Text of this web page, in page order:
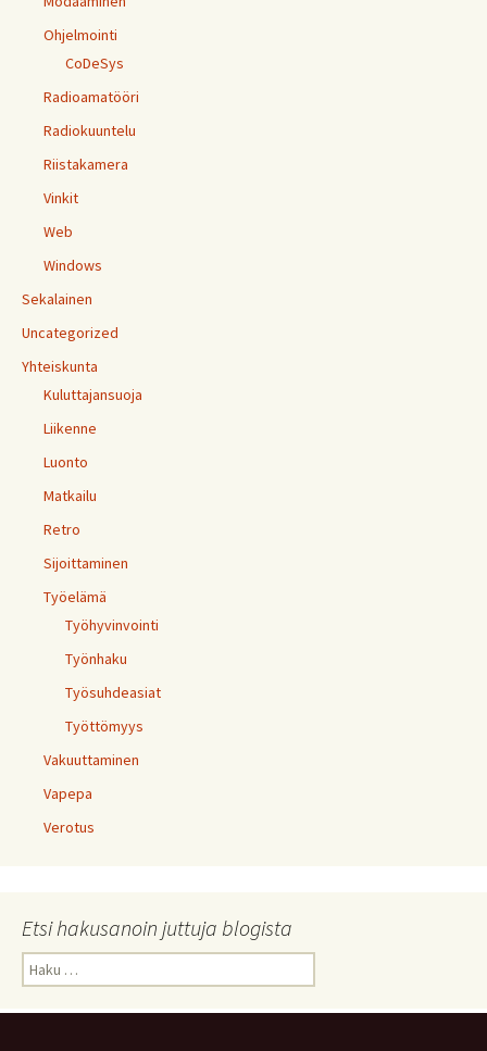
Ohjelmointi
CoDeSys
Radioamatööri
Radiokuuntelu
Riistakamera
Vinkit
Web
Windows
Sekalainen
Uncategorized
Yhteiskunta
Kuluttajansuoja
Liikenne
Luonto
Matkailu
Retro
Sijoittaminen
Työelämä
Työhyvinvointi
Työnhaku
Työsuhdeasiat
Työttömyys
Vakuuttaminen
Vapepa
Verotus
Etsi hakusanoin juttuja blogista
Haku: